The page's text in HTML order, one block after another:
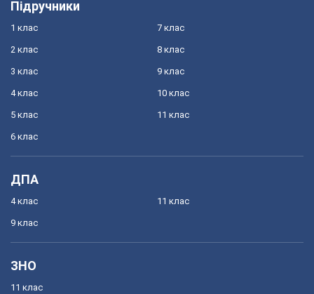
Підручники
1 клас
2 клас
3 клас
4 клас
5 клас
6 клас
7 клас
8 клас
9 клас
10 клас
11 клас
ДПА
4 клас
9 клас
11 клас
ЗНО
11 клас